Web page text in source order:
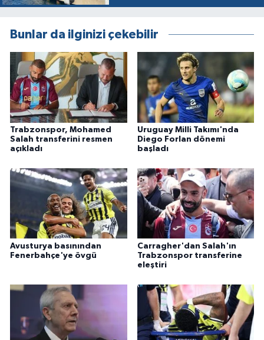
Bunlar da ilginizi çekebilir
Trabzonspor, Mohamed
Salah transferini resmen
açıkladı
Uruguay Milli Takımı'nda
Diego Forlan dönemi
başladı
Avusturya basınından
Fenerbahçe'ye övgü
Carragher'dan Salah'ın
Trabzonspor transferine
eleştiri